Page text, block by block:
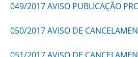
049/2017 AVISO PUBLICAÇÃO
050/2017 AVISO DE